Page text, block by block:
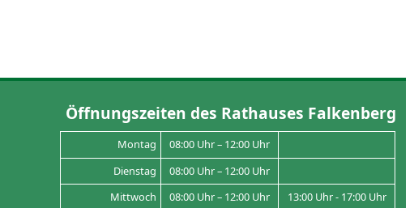
Öffnungszeiten des Rathauses Falkenberg
Montag
08:00 Uhr – 12:00 Uhr
Dienstag
08:00 Uhr – 12:00 Uhr
Mittwoch
08:00 Uhr – 12:00 Uhr 13:00 Uhr - 17:00 Uhr